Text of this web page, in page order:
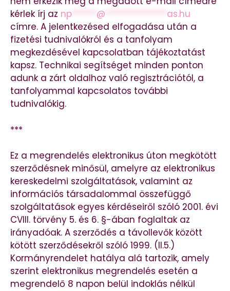
kérlek írj az np @
as.hu
címre. A jelentkezésed elfogadása után a
fizetési tudnivalókról és a tanfolyam
megkezdésével kapcsolatban tájékoztatást
kapsz. Technikai segítséget minden ponton
adunk a zárt oldalhoz való regisztrációtól, a
tanfolyammal kapcsolatos további
tudnivalókig.
***
Ez a megrendelés elektronikus úton megkötött
szerződésnek minősül, amelyre az elektronikus
kereskedelmi szolgáltatások, valamint az
információs társadalommal összefüggő
szolgáltatások egyes kérdéseiről szóló 2001. évi
CVIII. törvény 5. és 6. §-ában foglaltak az
irányadóak. A szerződés a távollevők között
kötött szerződésekről szóló 1999. (II.5.)
Kormányrendelet hatálya alá tartozik, amely
szerint elektronikus megrendelés esetén a
megrendelő 8 napon belül indoklás nélkül